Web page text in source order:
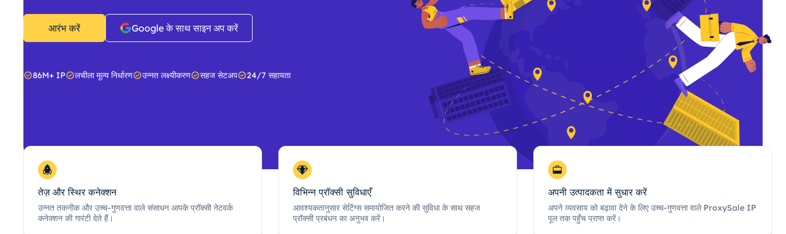
आरंभ करें Google के साथ साइन अप करें
86M+ IP लचीला मूल्य निर्धारण उन्नत लक्ष्यीकरण सहज सेटअप 24/7 सहायता
तेज़ और स्थिर कनेक्शन
उन्नत तकनीक और उच्च-गुणवत्ता वाले संसाधन आपके प्रॉक्सी नेटवर्क
कनेक्शन की गारंटी देते हैं।
विभिन्न प्रॉक्सी सुविधाएँ
आवश्यकतानुसार सेटिंग्स समायोजित करने की सुविधा के साथ सहज
प्रॉक्सी प्रबंधन का अनुभव करें।
अपनी उत्पादकता में सुधार करें
अपने व्यवसाय को बढ़ावा देने के लिए उच्च-गुणवत्ता वाले ProxySale IP
पूल तक पहुँच प्राप्त करें।